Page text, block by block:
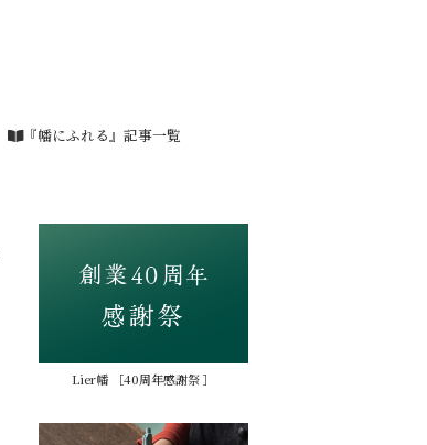
『幡にふれる』記事一覧
Lier幡 ［40周年感謝祭 ］